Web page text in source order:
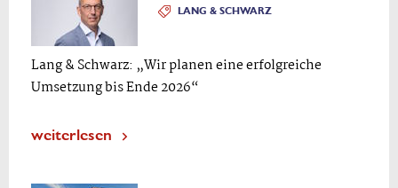
LANG & SCHWARZ
Lang & Schwarz: „Wir planen eine erfolgreiche
Umsetzung bis Ende 2026“
weiterlesen